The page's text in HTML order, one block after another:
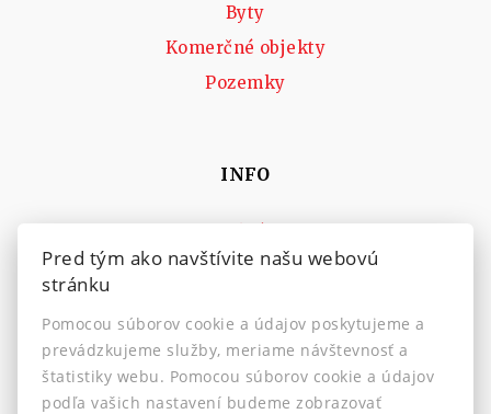
Byty
Komerčné objekty
Pozemky
INFO
Napíšte nám
Nastavenie cookies
Pred tým ako navštívite našu webovú
stránku
Pomocou súborov cookie a údajov poskytujeme a
prevádzkujeme služby, meriame návštevnosť a
štatistiky webu. Pomocou súborov cookie a údajov
podľa vašich nastavení budeme zobrazovať